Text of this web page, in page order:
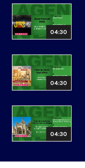
04:30
04:30
04:30